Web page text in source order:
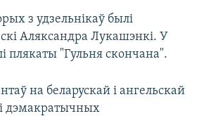
з удзельнікаў былі
Аляксандра Лукашэнкі. У
плякаты "Гульня скончана".
на беларускай і ангельскай
дэмакратычных